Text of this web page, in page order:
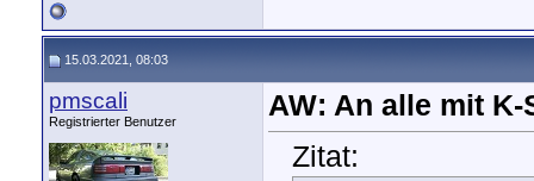
15.03.2021, 08:03
pmscali
Registrierter Benutzer
AW: An alle mit
Zitat: